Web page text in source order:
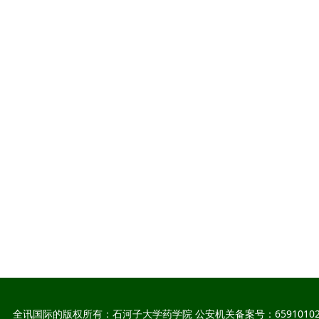
全讯国际的版权所有：石河子大学药学院 公安机关备案号：